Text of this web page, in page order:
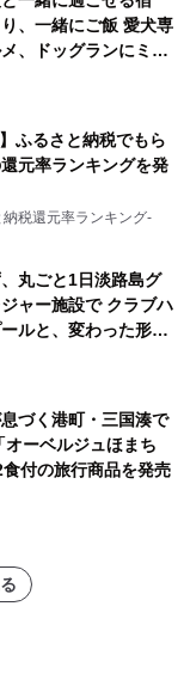
、一緒にご飯 愛犬専
、ドッグランにミニ
グとトレーラーハウ
ふるさと納税でもら
元率ランキングを発
税還元率ランキング-
丸ごと1日淡路島グ
ャー施設で クラブハ
ルと、変わった形の
BOXY AWAJI」のお
プランで
づく港町・三国湊で
オーベルジュほまち
付の旅行商品を発売